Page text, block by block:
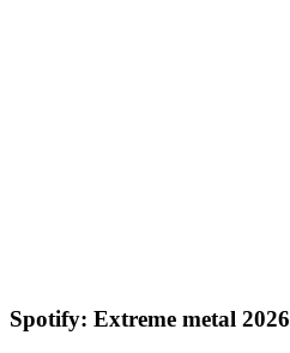
Spotify: Extreme metal 2026